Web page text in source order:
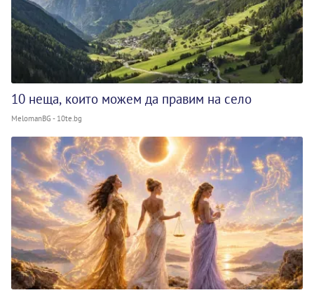
10 неща, които можем да правим на село
MelomanBG - 10te.bg